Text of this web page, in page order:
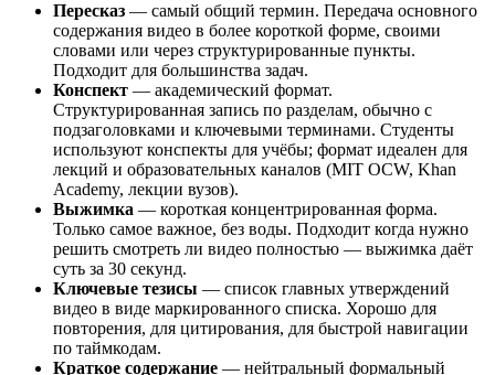
Пересказ — самый общий термин. Передача основного
содержания видео в более короткой форме, своими
словами или через структурированные пункты.
Подходит для большинства задач.
Конспект — академический формат.
Структурированная запись по разделам, обычно с
подзаголовками и ключевыми терминами. Студенты
используют конспекты для учёбы; формат идеален для
лекций и образовательных каналов (MIT OCW, Khan
Academy, лекции вузов).
Выжимка — короткая концентрированная форма.
Только самое важное, без воды. Подходит когда нужно
решить смотреть ли видео полностью — выжимка даёт
суть за 30 секунд.
Ключевые тезисы — список главных утверждений
видео в виде маркированного списка. Хорошо для
повторения, для цитирования, для быстрой навигации
по таймкодам.
Краткое содержание — нейтральный формальный